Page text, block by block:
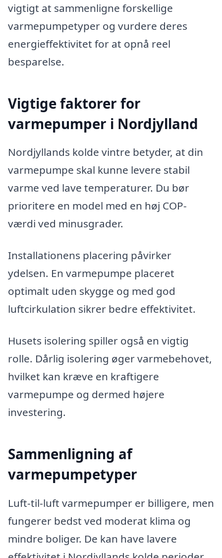
vigtigt at sammenligne forskellige
varmepumpetyper og vurdere deres
energieffektivitet for at opnå reel
besparelse.
Vigtige faktorer for
varmepumper i Nordjylland
Nordjyllands kolde vintre betyder, at din
varmepumpe skal kunne levere stabil
varme ved lave temperaturer. Du bør
prioritere en model med en høj COP-
værdi ved minusgrader.
Installationens placering påvirker
ydelsen. En varmepumpe placeret
optimalt uden skygge og med god
luftcirkulation sikrer bedre effektivitet.
Husets isolering spiller også en vigtig
rolle. Dårlig isolering øger varmebehovet,
hvilket kan kræve en kraftigere
varmepumpe og dermed højere
investering.
Sammenligning af
varmepumpetyper
Luft-til-luft varmepumper er billigere, men
fungerer bedst ved moderat klima og
mindre boliger. De kan have lavere